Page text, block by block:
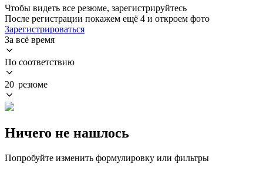
Чтобы видеть все резюме, зарегистрируйтесь
После регистрации покажем ещё 4 и откроем фото
Зарегистрироваться
За всё время
По соответствию
20 резюме
Ничего не нашлось
Попробуйте изменить формулировку или фильтры